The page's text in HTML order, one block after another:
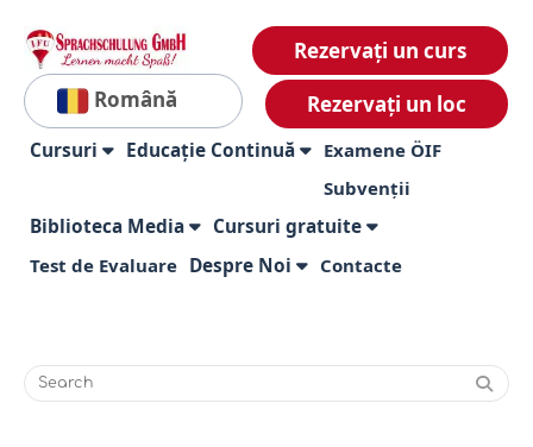
Română
Rezervați un curs
Rezervați un loc
Cursuri Educație Continuă
Examene ÖIF
Subvenții
Biblioteca Media Cursuri gratuite
Test de Evaluare Despre Noi Contacte